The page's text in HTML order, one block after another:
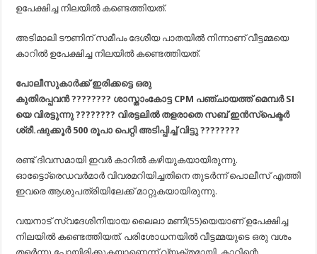
ഉപേക്ഷിച്ച നിലയില്‍ കണ്ടെത്തിയത്.
അടിമാലി ടൗണിന് സമീപം ദേശീയ പാതയില്‍ നിന്നാണ് വീട്ടമ്മയെ
കാറില്‍ ഉപേക്ഷിച്ച നിലയില്‍ കണ്ടെത്തിയത്.
പോലീസുകാർക്ക് ഇരിക്കട്ടെ ഒരു
കുതിരപ്പവൻ???????? ശാസ്താംകോട്ട CPM പഞ്ചായത്ത് മെമ്പർ SI
യെ വിരട്ടുന്നു???????? വിരട്ടലിൽ തളരാതെ സബ് ഇൻസ്പെക്ടർ
ശ്രീ.ഷുക്കൂർ 500 രൂപാ പെറ്റി അടിപ്പിച്ച് വിട്ടു????????
രണ്ട് ദിവസമായി ഇവര്‍ കാറില്‍ കഴിയുകയായിരുന്നു.
ഓട്ടോെ്രെഡവര്‍മാര്‍ വിവരമറിയിച്ചതിനെ തുടര്‍ന്ന് പൊലീസ് എത്തി
ഇവരെ ആശുപത്രിയിലേക്ക് മാറ്റുകയായിരുന്നു.
വയനാട് സ്വദേശിനിയായ ലൈലാ മണി(55)യെയാണ് ഉപേക്ഷിച്ച
നിലയില്‍ കണ്ടെത്തിയത്. പരിശോധനയില്‍ വീട്ടമ്മയുടെ ഒരു വശം